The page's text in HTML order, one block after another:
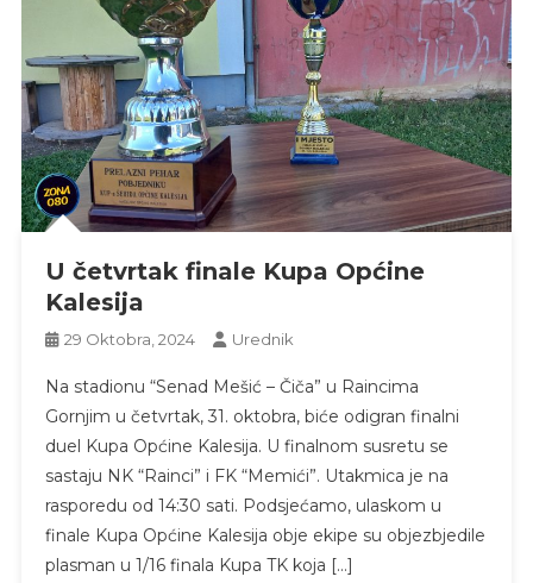
U četvrtak finale Kupa Općine
Kalesija
29 Oktobra, 2024 Urednik
Na stadionu “Senad Mešić – Čiča” u Raincima
Gornjim u četvrtak, 31. oktobra, biće odigran finalni
duel Kupa Općine Kalesija. U finalnom susretu se
sastaju NK “Rainci” i FK “Memići”. Utakmica je na
rasporedu od 14:30 sati. Podsjećamo, ulaskom u
finale Kupa Općine Kalesija obje ekipe su objezbjedile
plasman u 1/16 finala Kupa TK koja […]